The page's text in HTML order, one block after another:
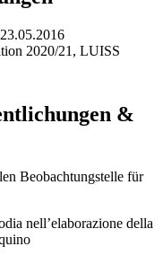
2020/21, LUISS
&
Beobachtungstelle für
nell’elaborazione della